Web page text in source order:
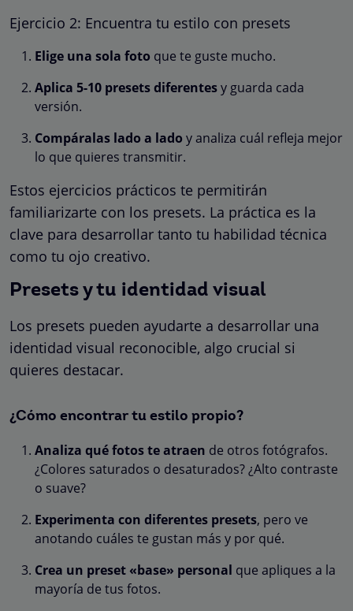
Ejercicio 2: Encuentra tu estilo con presets
Elige una sola foto que te guste mucho.
Aplica 5-10 presets diferentesy guarda cada
versión.
Compáralas lado a lado y analiza cuál refleja mejor
lo que quieres transmitir.
Estos ejercicios prácticos te permitirán
familiarizarte con los presets. La práctica es la
clave para desarrollar tanto tu habilidad técnica
como tu ojo creativo.
Presets y tu identidad visual
Los presets pueden ayudarte a desarrollar una
identidad visual reconocible, algo crucial si
quieres destacar.
¿Cómo encontrar tu estilo propio?
Analiza qué fotos te atraen de otros fotógrafos.
¿Colores saturados o desaturados? ¿Alto contraste
o suave?
Experimenta con diferentes presets, pero ve
anotando cuáles te gustan más y por qué.
Crea un preset «base» personal que apliques a la
mayoría de tus fotos.